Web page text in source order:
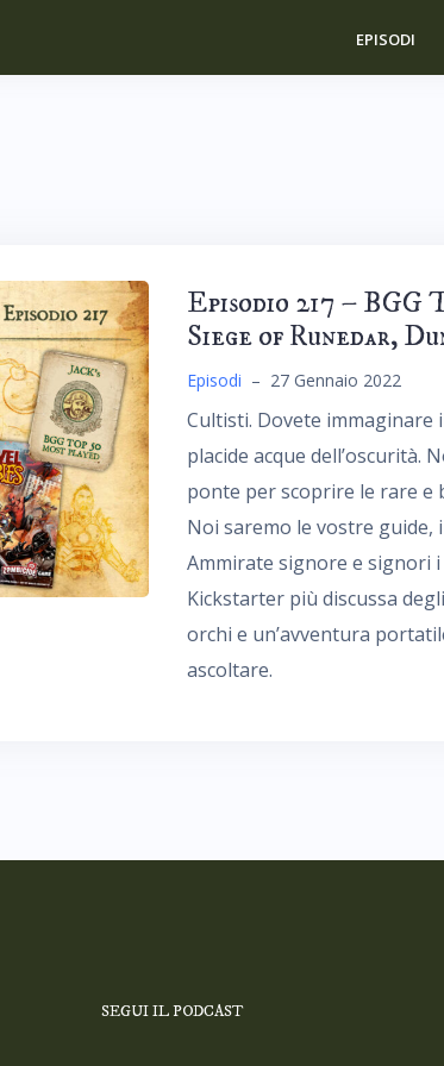
EPISODI
Episodio 217 – BGG
Siege of Runedar,
Episodi – 27 Gennaio 2022
Cultisti. Dovete immaginare
placide acque dell’oscurità.
ponte per scoprire le rare e
Noi saremo le vostre guide,
Ammirate signore e signori
Kickstarter più discussa
orchi e un’avventura
ascoltare.
SEGUI IL PODCAST